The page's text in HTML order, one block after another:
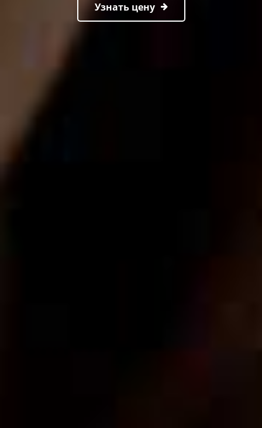
Узнать цену